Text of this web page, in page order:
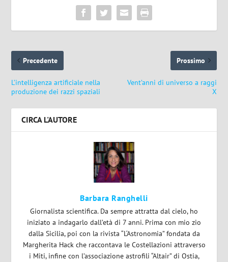
Precedente
L’intelligenza artificiale nella
produzione dei razzi spaziali
Prossimo
Vent’anni di universo a raggi
X
CIRCA L'AUTORE
Barbara Ranghelli
Giornalista scientifica. Da sempre attratta dal cielo, ho
iniziato a indagarlo dall’età di 7 anni. Prima con mio zio
dalla Sicilia, poi con la rivista “L‘Astronomia” fondata da
Margherita Hack che raccontava le Costellazioni attraverso
i Miti, infine con l’associazione astrofili “Altair” di Ostia,